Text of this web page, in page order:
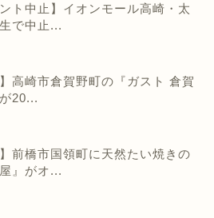
ント中止】イオンモール高崎・太
で中止...
】高崎市倉賀野町の『ガスト 倉賀
20...
】前橋市国領町に天然たい焼きの
屋』がオ...